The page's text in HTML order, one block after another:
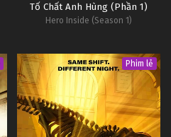
Tố Chất Anh Hùng (Phần 1)
Hero Inside (Season 1)
Phim lẻ